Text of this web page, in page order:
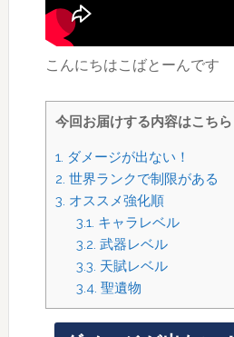
こんにちはこばとーんです
今回お届けする内容はこちら
1. ダメージが出ない！
2. 世界ランクで制限がある
3. オススメ強化順
3.1. キャラレベル
3.2. 武器レベル
3.3. 天賦レベル
3.4. 聖遺物